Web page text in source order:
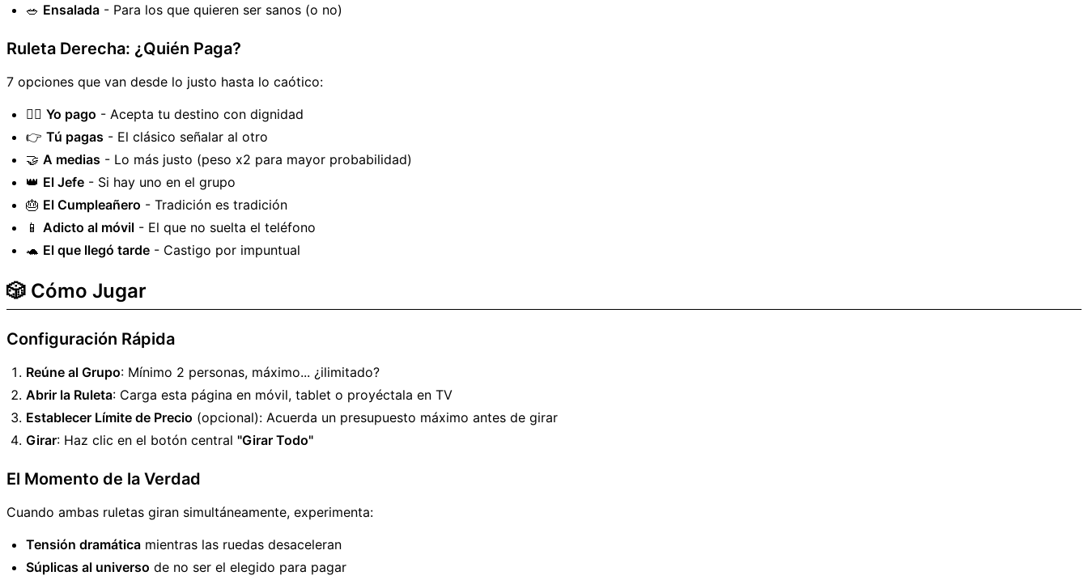
🥗 Ensalada - Para los que quieren ser sanos (o no)
Ruleta Derecha: ¿Quién Paga?
7 opciones que van desde lo justo hasta lo caótico:
🙋‍♂️ Yo pago - Acepta tu destino con dignidad
👉 Tú pagas - El clásico señalar al otro
🤝 A medias - Lo más justo (peso x2 para mayor probabilidad)
👑 El Jefe - Si hay uno en el grupo
🎂 El Cumpleañero - Tradición es tradición
📱 Adicto al móvil - El que no suelta el teléfono
🐢 El que llegó tarde - Castigo por impuntual
🎲 Cómo Jugar
Configuración Rápida
Reúne al Grupo: Mínimo 2 personas, máximo... ¿ilimitado?
Abrir la Ruleta: Carga esta página en móvil, tablet o proyéctala en TV
Establecer Límite de Precio (opcional): Acuerda un presupuesto máximo antes de girar
Girar: Haz clic en el botón central "Girar Todo"
El Momento de la Verdad
Cuando ambas ruletas giran simultáneamente, experimenta:
Tensión dramática mientras las ruedas desaceleran
Súplicas al universo de no ser el elegido para pagar